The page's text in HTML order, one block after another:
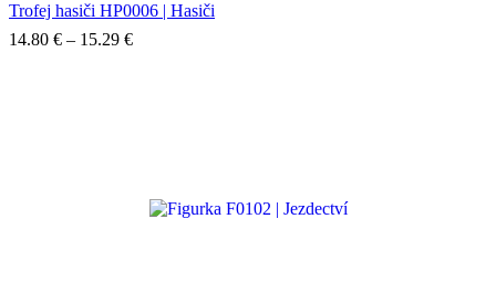
Trofej hasiči HP0006 | Hasiči
14.80 € – 15.29 €Price